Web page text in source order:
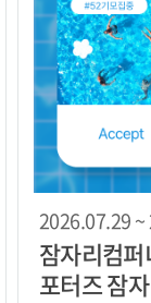
2026.07.29 ~
잠자리컴
포터즈 잠